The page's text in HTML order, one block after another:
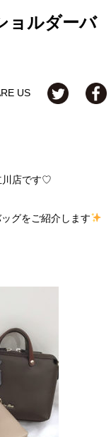
ョルダーバ
US
川店です♡
グをご紹介します